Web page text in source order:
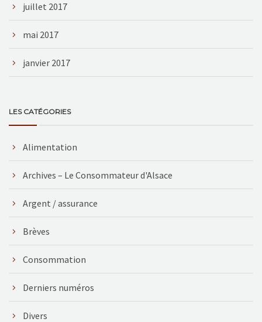
juillet 2017
mai 2017
janvier 2017
LES CATÉGORIES
Alimentation
Archives – Le Consommateur d'Alsace
Argent / assurance
Brèves
Consommation
Derniers numéros
Divers